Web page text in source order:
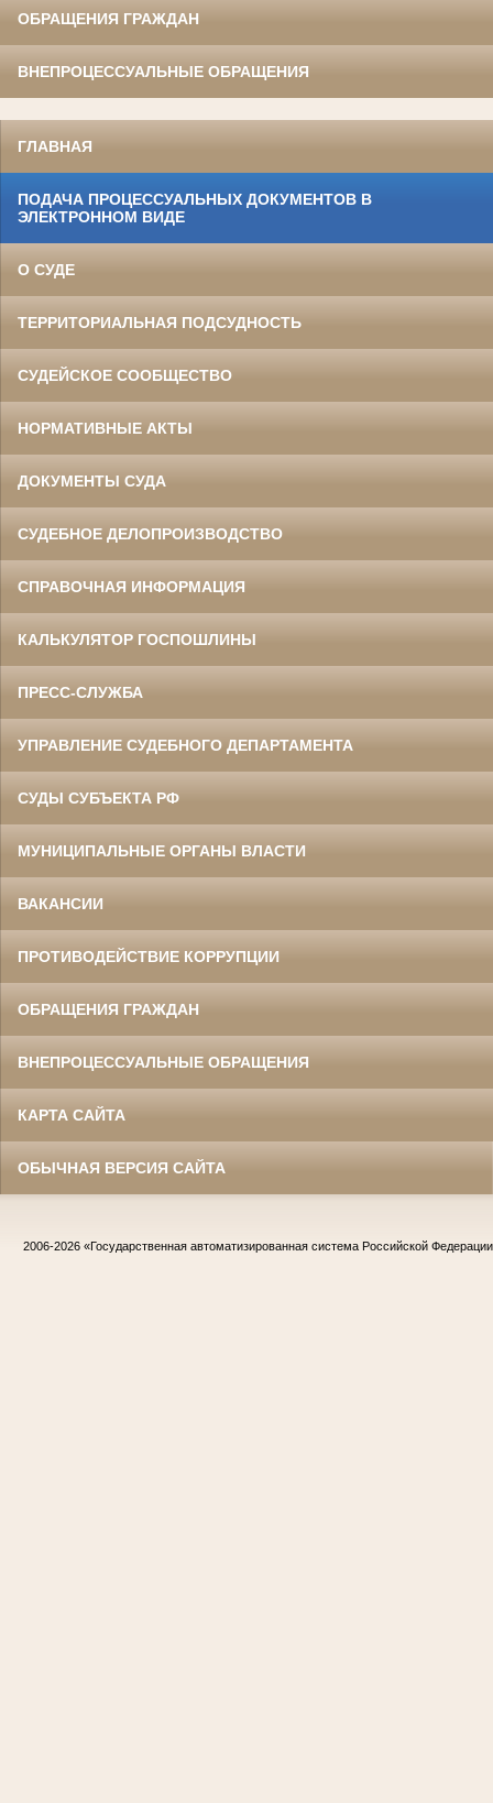
ОБРАЩЕНИЯ ГРАЖДАН
ВНЕПРОЦЕССУАЛЬНЫЕ ОБРАЩЕНИЯ
ГЛАВНАЯ
ПОДАЧА ПРОЦЕССУАЛЬНЫХ ДОКУМЕНТОВ В
ЭЛЕКТРОННОМ ВИДЕ
О СУДЕ
ТЕРРИТОРИАЛЬНАЯ ПОДСУДНОСТЬ
СУДЕЙСКОЕ СООБЩЕСТВО
НОРМАТИВНЫЕ АКТЫ
ДОКУМЕНТЫ СУДА
СУДЕБНОЕ ДЕЛОПРОИЗВОДСТВО
СПРАВОЧНАЯ ИНФОРМАЦИЯ
КАЛЬКУЛЯТОР ГОСПОШЛИНЫ
ПРЕСС-СЛУЖБА
УПРАВЛЕНИЕ СУДЕБНОГО ДЕПАРТАМЕНТА
СУДЫ СУБЪЕКТА РФ
МУНИЦИПАЛЬНЫЕ ОРГАНЫ ВЛАСТИ
ВАКАНСИИ
ПРОТИВОДЕЙСТВИЕ КОРРУПЦИИ
ОБРАЩЕНИЯ ГРАЖДАН
ВНЕПРОЦЕССУАЛЬНЫЕ ОБРАЩЕНИЯ
КАРТА САЙТА
ОБЫЧНАЯ ВЕРСИЯ САЙТА
2006-2026 «Государственная автоматизированная система Российской